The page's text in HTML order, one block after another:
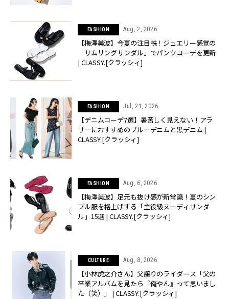
FASHION Aug, 2, 2026
【梅澤美波】今夏の注目株！ジュエリー感覚の
「サムリングサンダル」でパンツコーデを更新
| CLASSY.[クラッシィ]
FASHION Jul, 21, 2026
【デニムコーデ7選】暑苦しく見えない！アラ
サーにおすすめのブルーデニムと黒デニム |
CLASSY.[クラッシィ]
FASHION Aug, 6, 2026
【梅澤美波】足元も抜け感が新常識！夏のシン
プル服を格上げする「主役級ヌーディサンダ
ル」15選 | CLASSY.[クラッシィ]
CULTURE Aug, 8, 2026
【小林虎之介さん】父譲りのライダース「父の
卒業アルバムを見たら『俺やん』って思いまし
た（笑）」 | CLASSY.[クラッシィ]